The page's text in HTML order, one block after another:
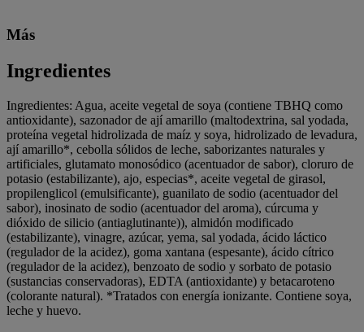
Más
Ingredientes
Ingredientes: Agua, aceite vegetal de soya (contiene TBHQ como
antioxidante), sazonador de ají amarillo (maltodextrina, sal yodada,
proteína vegetal hidrolizada de maíz y soya, hidrolizado de levadura,
ají amarillo*, cebolla sólidos de leche, saborizantes naturales y
artificiales, glutamato monosódico (acentuador de sabor), cloruro de
potasio (estabilizante), ajo, especias*, aceite vegetal de girasol,
propilenglicol (emulsificante), guanilato de sodio (acentuador del
sabor), inosinato de sodio (acentuador del aroma), cúrcuma y
dióxido de silicio (antiaglutinante)), almidón modificado
(estabilizante), vinagre, azúcar, yema, sal yodada, ácido láctico
(regulador de la acidez), goma xantana (espesante), ácido cítrico
(regulador de la acidez), benzoato de sodio y sorbato de potasio
(sustancias conservadoras), EDTA (antioxidante) y betacaroteno
(colorante natural). *Tratados con energía ionizante. Contiene soya,
leche y huevo.